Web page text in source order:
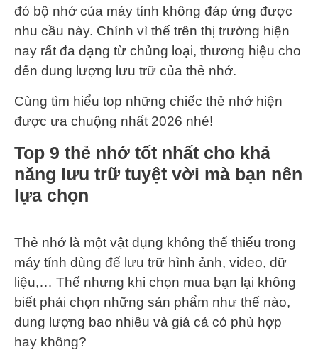
đó bộ nhớ của máy tính không đáp ứng được
nhu cầu này. Chính vì thế trên thị trường hiện
nay rất đa dạng từ chủng loại, thương hiệu cho
đến dung lượng lưu trữ của thẻ nhớ.
Cùng tìm hiểu top những chiếc thẻ nhớ hiện
được ưa chuộng nhất 2026 nhé!
Top 9 thẻ nhớ tốt nhất cho khả
năng lưu trữ tuyệt vời mà bạn nên
lựa chọn
Thẻ nhớ là một vật dụng không thể thiếu trong
máy tính dùng để lưu trữ hình ảnh, video, dữ
liệu,… Thế nhưng khi chọn mua bạn lại không
biết phải chọn những sản phẩm như thế nào,
dung lượng bao nhiêu và giá cả có phù hợp
hay không?